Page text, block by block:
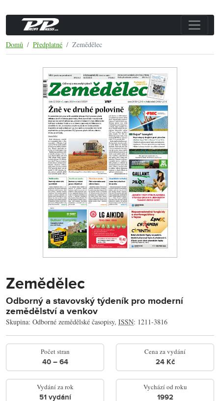
Domů Předplatné Zemědělec
Zemědělec
Odborný a stavovský týdeník pro moderní
zemědělství a venkov
Skupina: Odborné zemědělské časopisy, ISSN: 1211-3816
Počet stran
40 – 64
Cena za vydání
24 Kč
Vydání za rok
51 vydání
Vychází od roku
1992